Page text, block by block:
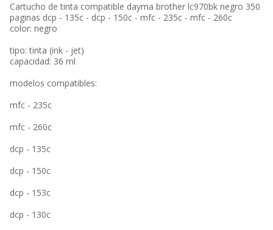
Cartucho de tinta compatible dayma brother lc970bk negro 350
paginas dcp - 135c - dcp - 150c - mfc - 235c - mfc - 260c
color: negro
tipo: tinta (ink - jet)
capacidad: 36 ml
modelos compatibles:
mfc - 235c
mfc - 260c
dcp - 135c
dcp - 150c
dcp - 153c
dcp - 130c